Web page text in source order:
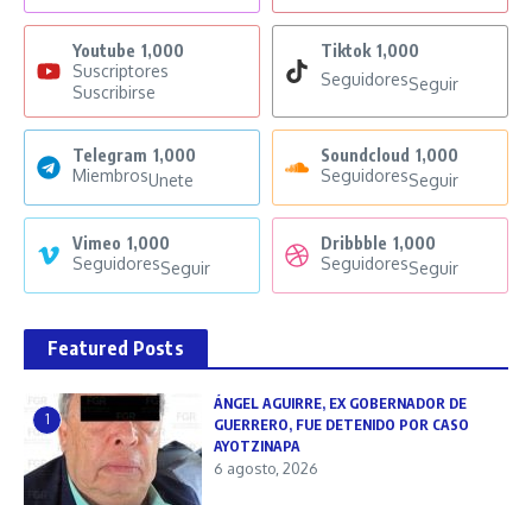
Youtube 1,000
Suscriptores
Suscribirse
Tiktok 1,000
SeguidoresSeguir
Telegram 1,000
MiembrosUnete
Soundcloud 1,000
SeguidoresSeguir
Vimeo 1,000
SeguidoresSeguir
Dribbble 1,000
SeguidoresSeguir
Featured Posts
1
ÁNGEL AGUIRRE, EX GOBERNADOR DE
GUERRERO, FUE DETENIDO POR CASO
AYOTZINAPA
6 agosto, 2026